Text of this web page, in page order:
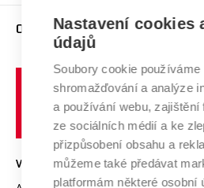
E-přihláška
Doktorské studium
Podpora podnikání
Mezinárodní vědecká rada
Systém zajišťování kvality výzkumu
Výzkumné infrastruktury
Transfer znalostí
Open Science
Projekty
Firemní spolupráce
Zahraniční spolupráce
Spolupráce se školami
Služby univerzity
Mezinárodní dohody
Univerzitní sítě
O UNIVERZITĚ
Profil univerzity
Udržitelná univerzita
Podnikavá univerzita / ContriBUTe
Bezpečná univerzita
Vyznamenání
VYSOKÉ UČENÍ TECHNICKÉ V BRNĚ
Nastavení cookies
údajů
Soubory cookie používáme
shromažďování a analýze
a používání webu, zajištění
ze sociálních médií a ke
přizpůsobení obsahu a
můžeme také předávat
platformám některé osobní